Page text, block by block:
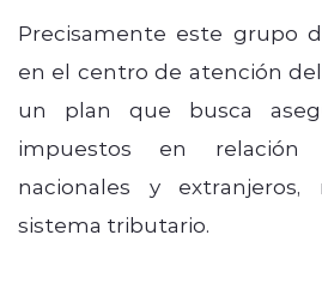
Precisamente este grupo
en el centro de atención
un plan que busca
impuestos en
nacionales y
sistema tributario.